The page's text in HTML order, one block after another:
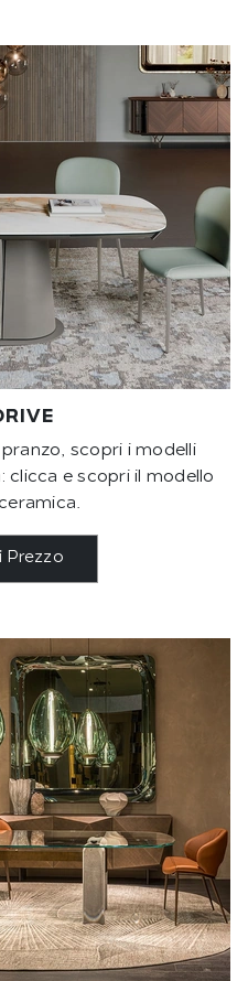
scopri i modelli
clicca e scopri il modello
Prezzo